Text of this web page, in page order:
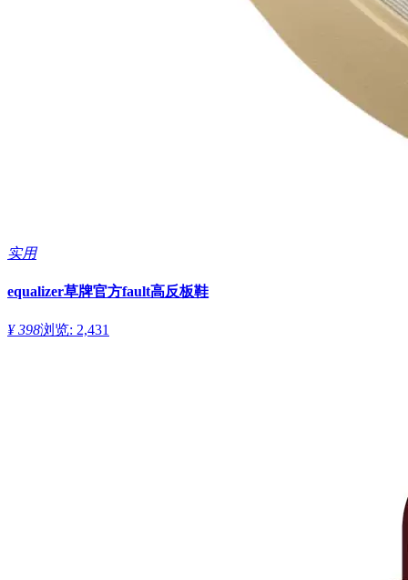
实用
equalizer草牌官方fault高反板鞋
¥ 398浏览: 2,431